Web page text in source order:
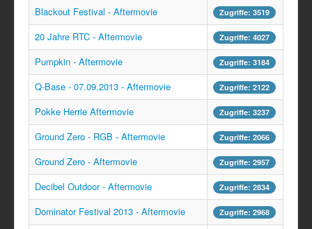
Blackout Festival - Aftermovie
Zugriffe: 3519
20 Jahre RTC - Aftermovie Zugriffe: 4027
Pumpkin - Aftermovie Zugriffe: 3184
Q-Base - 07.09.2013 - Aftermovie Zugriffe: 2122
Pokke Herrie Aftermovie Zugriffe: 3237
Ground Zero - RGB - Aftermovie Zugriffe: 2066
Ground Zero - Aftermovie Zugriffe: 2957
Decibel Outdoor - Aftermovie Zugriffe: 2834
Dominator Festival 2013 - Aftermovie Zugriffe: 2968